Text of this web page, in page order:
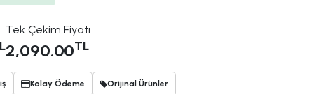
Tek Çekim Fiyatı
2,090.00TL
Kolay Ödeme Orijinal Ürünler